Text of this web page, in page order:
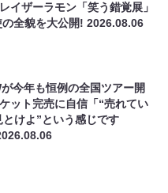
イザーラモン「笑う錯覚展」
の全貌を大公開!2026.08.06
今年も恒例の全国ツアー開
ット完売に自信「“売れてい
とけよ”という感じです